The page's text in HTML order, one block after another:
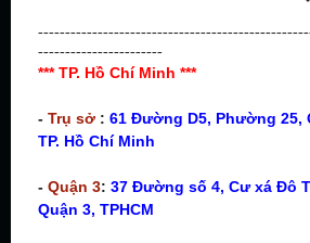
-----------------------
*** TP. Hồ Chí Minh ***
- Trụ sở : 61 Đường D5, Phường 25,
TP. Hồ Chí Minh
- Quận 3: 37 Đường số 4, Cư xá Đô
Quận 3, TPHCM